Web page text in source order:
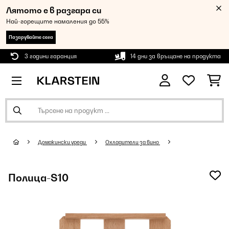
Лятото е в разгара си
Най-горещите намаления до 55%
Пазарувайте сега
3 години гаранция 14 дни за връщане на продукта
Домакински уреди Oхладители за вино
Полица-S10